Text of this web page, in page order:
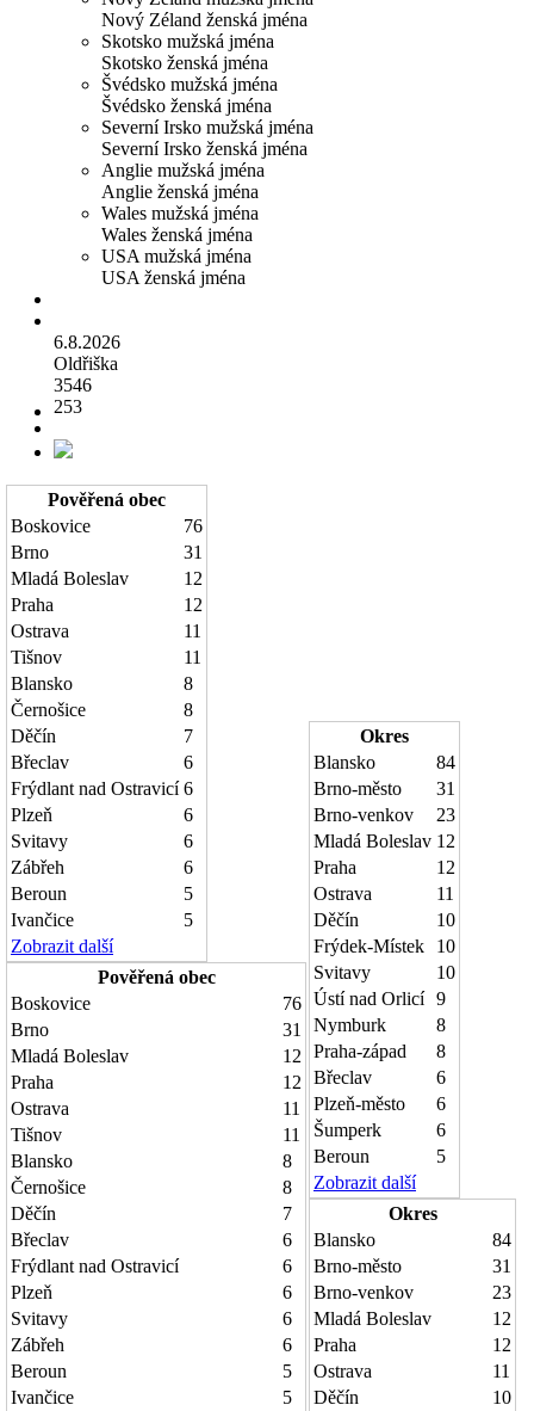
Nový Zéland ženská jména
Skotsko mužská jména
Skotsko ženská jména
Švédsko mužská jména
Švédsko ženská jména
Severní Irsko mužská jména
Severní Irsko ženská jména
Anglie mužská jména
Anglie ženská jména
Wales mužská jména
Wales ženská jména
USA mužská jména
USA ženská jména
6.8.2026
Oldřiška
3546
253
Pověřená obec
Boskovice
76
Brno
31
Mladá Boleslav
12
Praha
12
Ostrava
11
Tišnov
11
Blansko
8
Černošice
8
Děčín
7
Břeclav
6
Frýdlant nad Ostravicí 6
Plzeň
6
Svitavy
6
Zábřeh
6
Beroun
5
Ivančice
5
Zobrazit další
Pověřená obec
Boskovice
76
Brno
31
Mladá Boleslav
12
Praha
12
Ostrava
11
Tišnov
11
Blansko
8
Černošice
8
Děčín
7
Břeclav
6
Frýdlant nad Ostravicí
6
Plzeň
6
Svitavy
6
Zábřeh
6
Beroun
5
Ivančice
5
Okres
Blansko
84
Brno-město
31
Brno-venkov
23
Mladá Boleslav 12
Praha
12
Ostrava
11
Děčín
10
Frýdek-Místek
10
Svitavy
10
Ústí nad Orlicí 9
Nymburk
8
Praha-západ
8
Břeclav
6
Plzeň-město
6
Šumperk
6
Beroun
5
Zobrazit další
Okres
Blansko
84
Brno-město
31
Brno-venkov
23
Mladá Boleslav
12
Praha
12
Ostrava
11
Děčín
10